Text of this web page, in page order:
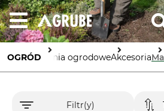
OGRÓD
Urządzenia ogrodoweAkcesoria
Filtr(y)